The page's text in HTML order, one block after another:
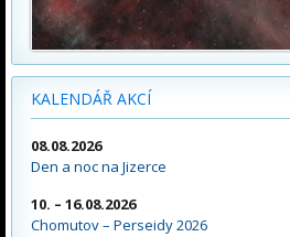
KALENDÁŘ AKCÍ
08.08.2026
Den a noc na Jizerce
10. – 16.08.2026
Chomutov – Perseidy 2026